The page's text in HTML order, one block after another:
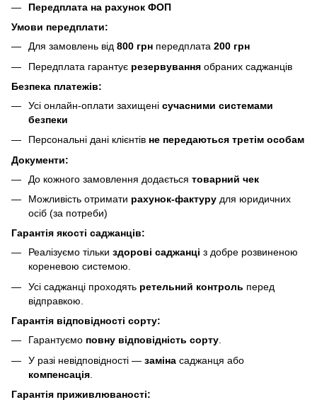
Передплата на рахунок ФОП
Умови передплати:
Для замовлень від 800 грн передплата 200 грн
Передплата гарантує резервування обраних саджанців
Безпека платежів:
Усі онлайн-оплати захищені сучасними системами
безпеки
Персональні дані клієнтів не передаються третім особам
Документи:
До кожного замовлення додається товарний чек
Можливість отримати рахунок-фактуру для юридичних
осіб (за потреби)
Гарантія якості саджанців:
Реалізуємо тільки здорові саджанці з добре розвиненою
кореневою системою.
Усі саджанці проходять ретельний контроль перед
відправкою.
Гарантія відповідності сорту:
Гарантуємо повну відповідність сорту.
У разі невідповідності — заміна саджанця або
компенсація
Гарантія приживлюваності: